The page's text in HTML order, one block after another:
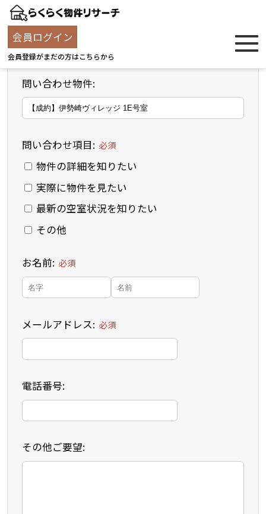
会員ログイン
会員登録がまだの方はこちらから
お問い合わせフォーム
問い合わせ物件:
問い合わせ項目: 必須
物件の詳細を知りたい
実際に物件を見たい
最新の空室状況を知りたい
その他
お名前: 必須
メールアドレス: 必須
電話番号:
その他ご要望: